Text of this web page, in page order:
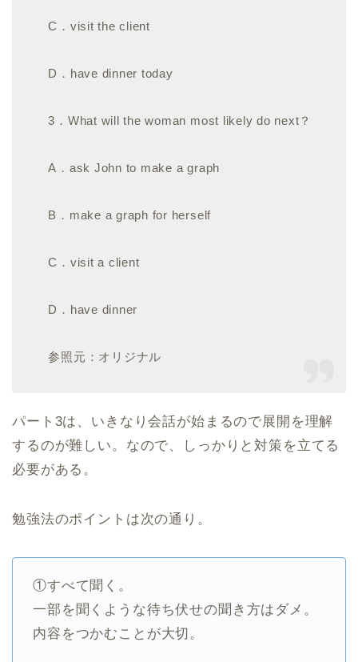
C．visit the client
D．have dinner today
3．What will the woman most likely do next？
A．ask John to make a graph
B．make a graph for herself
C．visit a client
D．have dinner
参照元：オリジナル
パート3は、いきなり会話が始まるので展開を理解
するのが難しい。なので、しっかりと対策を立てる
必要がある。
勉強法のポイントは次の通り。
①すべて聞く。
一部を聞くような待ち伏せの聞き方はダメ。
内容をつかむことが大切。